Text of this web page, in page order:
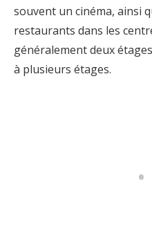
souvent un cinéma, ainsi
restaurants dans les
généralement deux
à plusieurs étages.